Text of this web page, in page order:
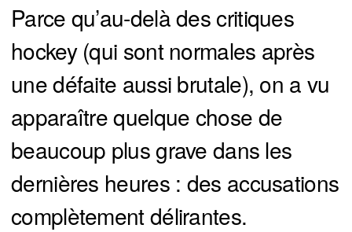
Parce qu’au-delà des critiques
hockey (qui sont normales après
une défaite aussi brutale), on a vu
apparaître quelque chose de
beaucoup plus grave dans les
dernières heures : des accusations
complètement délirantes.